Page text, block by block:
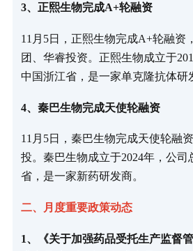
3、正熙生物完成A+轮融资
11月5日，正熙生物完成A+轮融资
团、华睿投资。正熙生物成立于
中国浙江省，是一家单克隆抗体研
4、秦巴生物完成天使轮融资
11月5日，秦巴生物完成天使轮融
投。秦巴生物成立于2024年，公司
省，是一家新药研发商。
二、月度重要政策动态
1、《关于加强药品受托生产监督